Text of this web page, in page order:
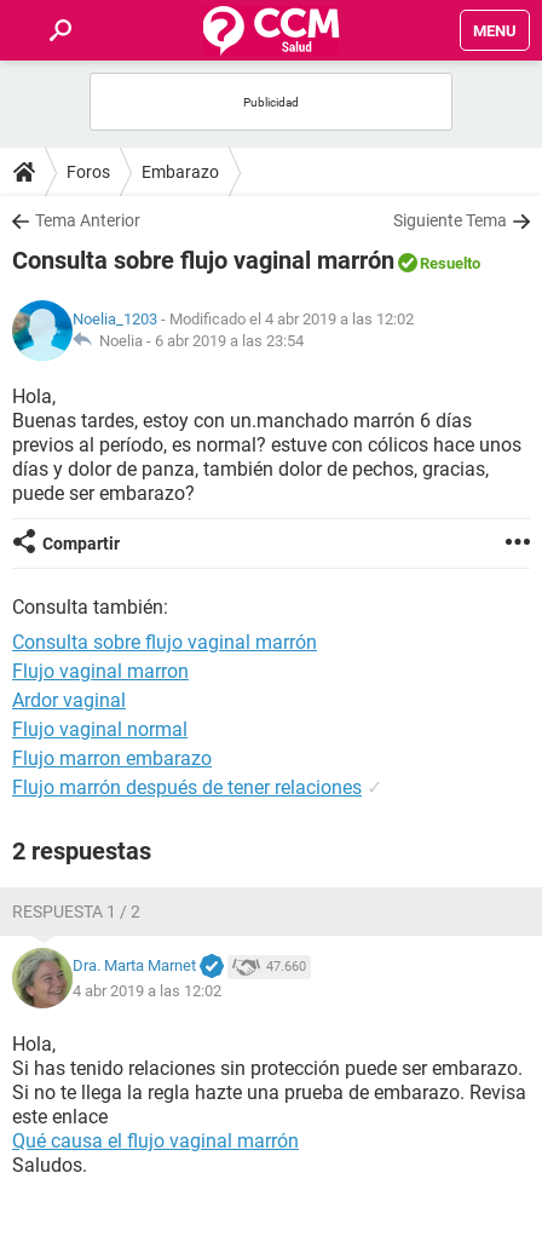
MENU
FOROS
SALUD
NUTRICIÓN
BIENESTAR
SEXUALIDAD
GLOSARIO
Foros Embarazo
Tema Anterior Siguiente Tema
Consulta sobre flujo vaginal marrón Resuelto
Noelia_1203 - Modificado el 4 abr 2019 a las 12:02
Noelia - 6 abr 2019 a las 23:54
Hola,
Buenas tardes, estoy con un.manchado marrón 6 días
previos al período, es normal? estuve con cólicos hace unos
días y dolor de panza, también dolor de pechos, gracias,
puede ser embarazo?
Compartir
Consulta también:
Consulta sobre flujo vaginal marrón
Flujo vaginal marron
Ardor vaginal
Flujo vaginal normal
Flujo marron embarazo
Flujo marrón después de tener relaciones ✓
2 respuestas
RESPUESTA 1 / 2
Dra. Marta Marnet 47.660
4 abr 2019 a las 12:02
Hola,
Si has tenido relaciones sin protección puede ser embarazo.
Si no te llega la regla hazte una prueba de embarazo. Revisa
este enlace
Qué causa el flujo vaginal marrón
Saludos.